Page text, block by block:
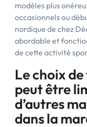
modèles plus
occasionnels ou
nordique de chez
abordable et
de cette activité
Le choix
peut être
d’autres
dans la